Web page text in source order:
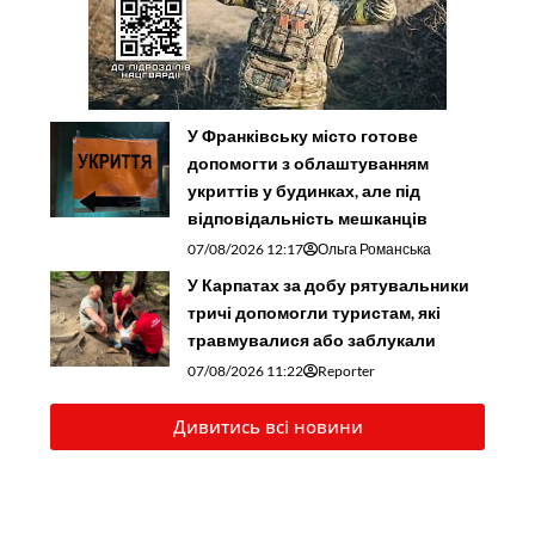
У Франківську місто готове
допомогти з облаштуванням
укриттів у будинках, але під
відповідальність мешканців
07/08/2026 12:17 Ольга Романська
У Карпатах за добу рятувальники
тричі допомогли туристам, які
травмувалися або заблукали
07/08/2026 11:22 Reporter
Дивитись всі новини